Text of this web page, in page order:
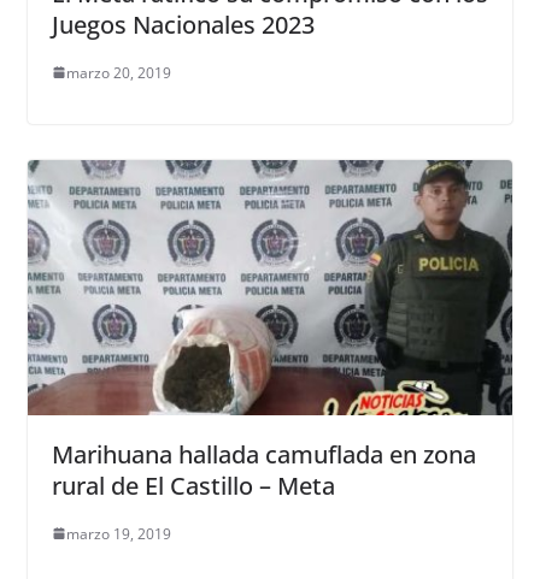
Juegos Nacionales 2023
marzo 20, 2019
Marihuana hallada camuflada en zona
rural de El Castillo – Meta
marzo 19, 2019